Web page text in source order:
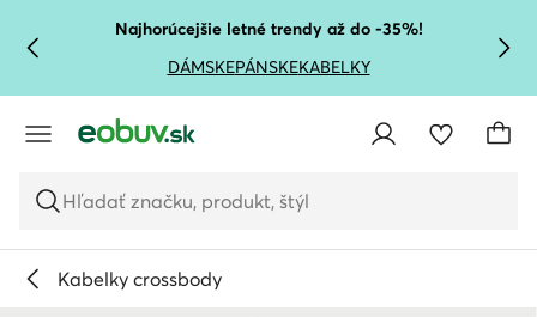
PREJSŤ NA HLAVNÝ OBSAH
PREJSŤ NA VYHĽADÁVANIE
Najhorúcejšie letné trendy až do -35%!
DÁMSKEPÁNSKEKABELKY
Hľadať značku, produkt, štýl
Kabelky crossbody